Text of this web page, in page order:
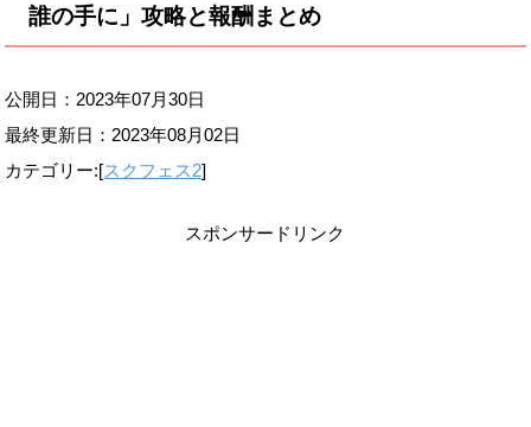
誰の手に」攻略と報酬まとめ
公開日：2023年07月30日
最終更新日： 2023年08月02日
カテゴリー:[スクフェス2]
スポンサードリンク